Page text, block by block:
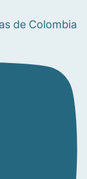
de Colombia